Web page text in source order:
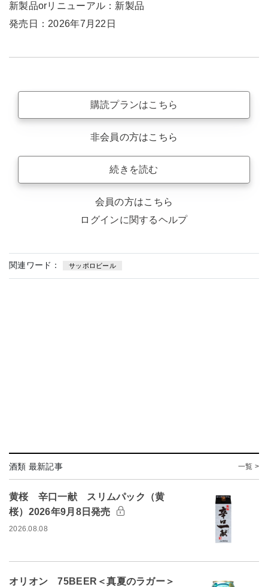
新製品orリニューアル：新製品
発売日：2026年7月22日
購読プランはこちら
非会員の方はこちら
続きを読む
会員の方はこちら
ログインに関するヘルプ
関連ワード： サッポロビール
酒類 最新記事 一覧 >
黄桜 辛口一献 スリムパック（黄
桜）2026年9月8日発売
2026.08.08
オリオン 75BEER＜真夏のラガー＞